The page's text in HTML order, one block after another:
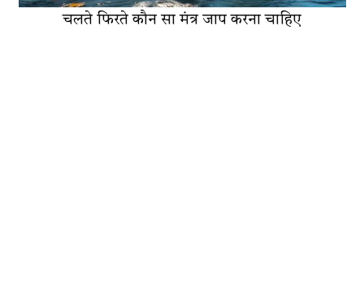
चलते फिरते कौन सा मंत्र जाप करना चाहिए